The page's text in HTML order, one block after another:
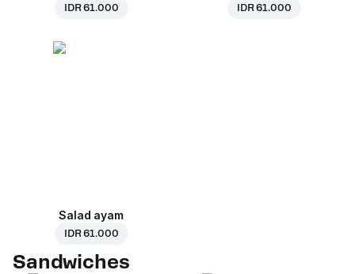
IDR 61.000 IDR 61.000
Salad ayam
IDR 61.000
Sandwiches